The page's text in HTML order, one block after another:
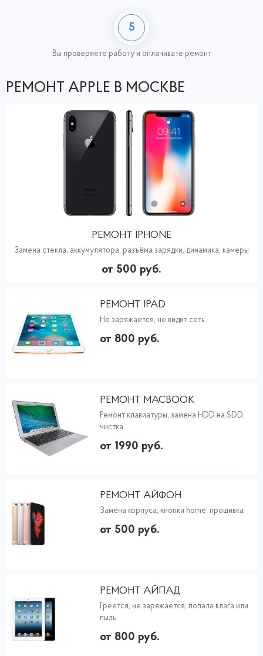
5
Вы проверяете работу и оплачивате ремонт
РЕМОНТ APPLE В МОСКВЕ
РЕМОНТ IPHONE
Замена стекла, аккумулятора, разъёма зарядки, динамика, камеры
от 500 руб.
РЕМОНТ IPAD
Не заряжается, не видит сеть
от 800 руб.
РЕМОНТ MACBOOK
Ремонт клавиатуры, замена HDD на SDD,
чистка
от 1990 руб.
РЕМОНТ АЙФОН
Замена корпуса, кнопки home, прошивка
от 500 руб.
РЕМОНТ АЙПАД
Греется, не заряжается, попала влага или
пыль
от 800 руб.